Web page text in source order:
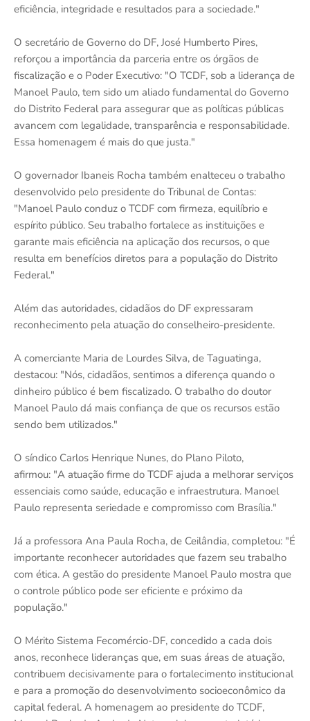
eficiência, integridade e resultados para a sociedade."
O secretário de Governo do DF, José Humberto Pires,
reforçou a importância da parceria entre os órgãos de
fiscalização e o Poder Executivo: "O TCDF, sob a liderança de
Manoel Paulo, tem sido um aliado fundamental do Governo
do Distrito Federal para assegurar que as políticas públicas
avancem com legalidade, transparência e responsabilidade.
Essa homenagem é mais do que justa."
O governador Ibaneis Rocha também enalteceu o trabalho
desenvolvido pelo presidente do Tribunal de Contas:
"Manoel Paulo conduz o TCDF com firmeza, equilíbrio e
espírito público. Seu trabalho fortalece as instituições e
garante mais eficiência na aplicação dos recursos, o que
resulta em benefícios diretos para a população do Distrito
Federal."
Além das autoridades, cidadãos do DF expressaram
reconhecimento pela atuação do conselheiro-presidente.
A comerciante Maria de Lourdes Silva, de Taguatinga,
destacou: "Nós, cidadãos, sentimos a diferença quando o
dinheiro público é bem fiscalizado. O trabalho do doutor
Manoel Paulo dá mais confiança de que os recursos estão
sendo bem utilizados."
O síndico Carlos Henrique Nunes, do Plano Piloto,
afirmou: "A atuação firme do TCDF ajuda a melhorar serviços
essenciais como saúde, educação e infraestrutura. Manoel
Paulo representa seriedade e compromisso com Brasília."
Já a professora Ana Paula Rocha, de Ceilândia, completou: "É
importante reconhecer autoridades que fazem seu trabalho
com ética. A gestão do presidente Manoel Paulo mostra que
o controle público pode ser eficiente e próximo da
população."
O Mérito Sistema Fecomércio-DF, concedido a cada dois
anos, reconhece lideranças que, em suas áreas de atuação,
contribuem decisivamente para o fortalecimento institucional
e para a promoção do desenvolvimento socioeconômico da
capital federal. A homenagem ao presidente do TCDF,